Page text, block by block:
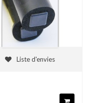
Liste d'envies